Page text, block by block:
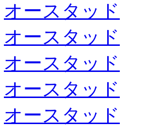
オースタッド
オースタッド
オースタッド
オースタッド
オースタッド